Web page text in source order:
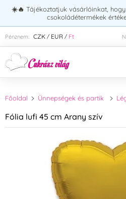
☀️🔥 Tájékoztatjuk vásárlóinkat,
csokoládétermékek
Pénznem: CZK / EUR / Ft
Adja meg a keresett
Főoldal Ünnepségek és partik
Fólia lufi 45 cm Arany szív